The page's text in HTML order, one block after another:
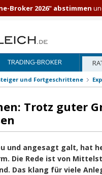
TRADING-BROKER
und Fortgeschrittene
Trotz guter
und angesagt galt, hat
Die Rede ist von
Das klang für viele
Broker 2026" abstimmen